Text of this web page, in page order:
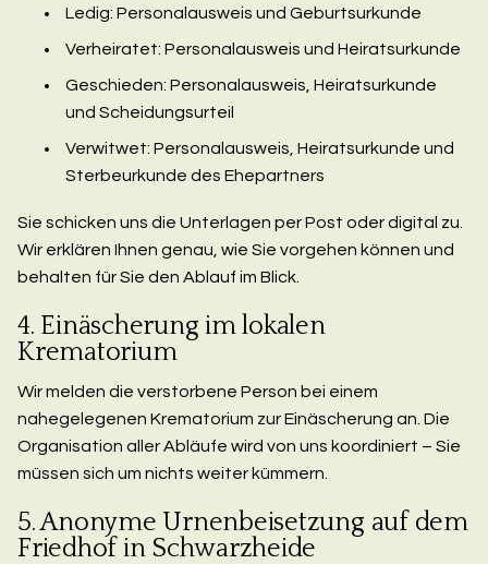
Ledig: Personalausweis und Geburtsurkunde
Verheiratet: Personalausweis und Heiratsurkunde
Geschieden: Personalausweis, Heiratsurkunde
und Scheidungsurteil
Verwitwet: Personalausweis, Heiratsurkunde und
Sterbeurkunde des Ehepartners
Sie schicken uns die Unterlagen per Post oder digital zu.
Wir erklären Ihnen genau, wie Sie vorgehen können und
behalten für Sie den Ablauf im Blick.
4. Einäscherung im lokalen
Krematorium
Wir melden die verstorbene Person bei einem
nahegelegenen Krematorium zur Einäscherung an. Die
Organisation aller Abläufe wird von uns koordiniert – Sie
müssen sich um nichts weiter kümmern.
5. Anonyme Urnenbeisetzung auf dem
Friedhof in Schwarzheide